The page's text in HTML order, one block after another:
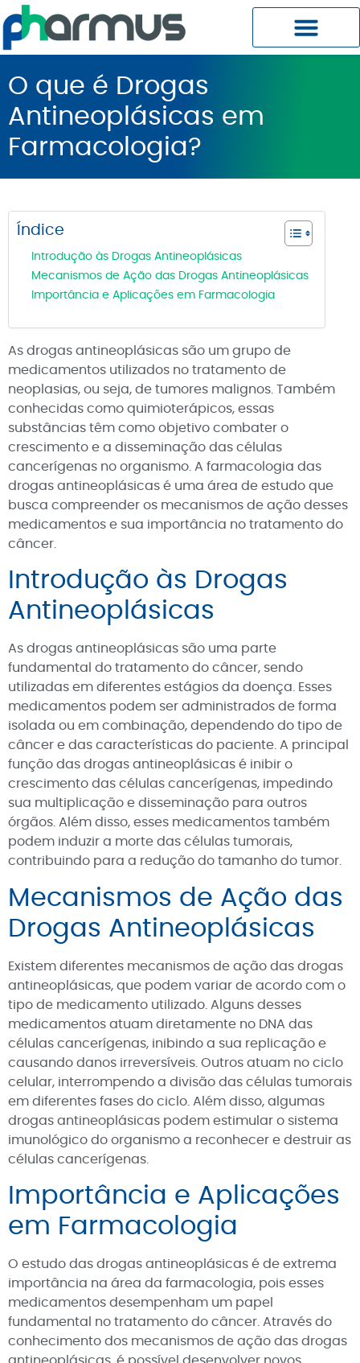
O que é Drogas
Antineoplásicas em
Farmacologia?
Índice
Introdução às Drogas Antineoplásicas
Mecanismos de Ação das Drogas Antineoplásicas
Importância e Aplicações em Farmacologia
As drogas antineoplásicas são um grupo de
medicamentos utilizados no tratamento de
neoplasias, ou seja, de tumores malignos. Também
conhecidas como quimioterápicos, essas
substâncias têm como objetivo combater o
crescimento e a disseminação das células
cancerígenas no organismo. A farmacologia das
drogas antineoplásicas é uma área de estudo que
busca compreender os mecanismos de ação desses
medicamentos e sua importância no tratamento do
câncer.
Introdução às Drogas
Antineoplásicas
As drogas antineoplásicas são uma parte
fundamental do tratamento do câncer, sendo
utilizadas em diferentes estágios da doença. Esses
medicamentos podem ser administrados de forma
isolada ou em combinação, dependendo do tipo de
câncer e das características do paciente. A principal
função das drogas antineoplásicas é inibir o
crescimento das células cancerígenas, impedindo
sua multiplicação e disseminação para outros
órgãos. Além disso, esses medicamentos também
podem induzir a morte das células tumorais,
contribuindo para a redução do tamanho do tumor.
Mecanismos de Ação das
Drogas Antineoplásicas
Existem diferentes mecanismos de ação das drogas
antineoplásicas, que podem variar de acordo com o
tipo de medicamento utilizado. Alguns desses
medicamentos atuam diretamente no DNA das
células cancerígenas, inibindo a sua replicação e
causando danos irreversíveis. Outros atuam no ciclo
celular, interrompendo a divisão das células tumorais
em diferentes fases do ciclo. Além disso, algumas
drogas antineoplásicas podem estimular o sistema
imunológico do organismo a reconhecer e destruir as
células cancerígenas.
Importância e Aplicações
em Farmacologia
O estudo das drogas antineoplásicas é de extrema
importância na área da farmacologia, pois esses
medicamentos desempenham um papel
fundamental no tratamento do câncer. Através do
conhecimento dos mecanismos de ação das drogas